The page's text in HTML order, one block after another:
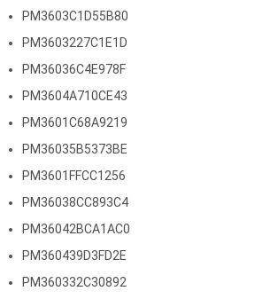
PM3603C1D55B80
PM3603227C1E1D
PM36036C4E978F
PM3604A710CE43
PM3601C68A9219
PM36035B5373BE
PM3601FFCC1256
PM36038CC893C4
PM36042BCA1AC0
PM360439D3FD2E
PM360332C30892